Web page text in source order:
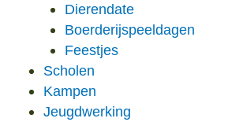
Dierendate
Boerderijspeeldagen
Feestjes
Scholen
Kampen
Jeugdwerking